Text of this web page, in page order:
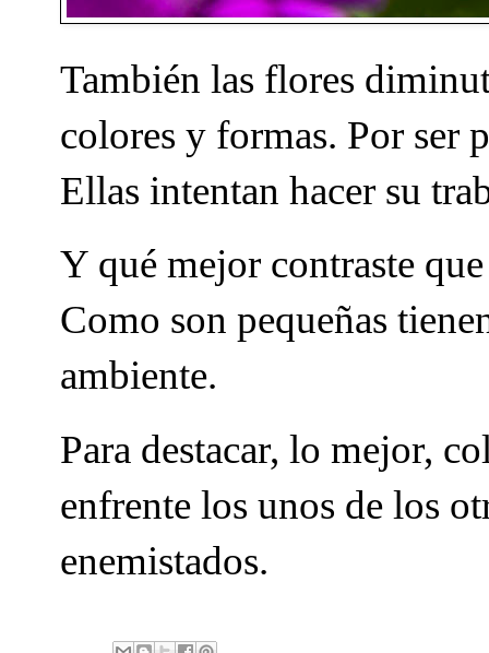
También las flores
colores y formas. Por ser
Ellas intentan hacer su
Y qué mejor contraste
Como son pequeñas
ambiente.
Para destacar, lo mejor,
enfrente los unos de los
enemistados.